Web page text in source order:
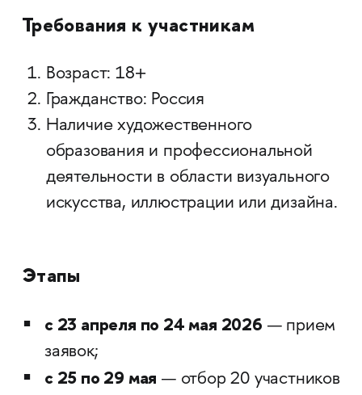
Требования к участникам
Возраст: 18+
Гражданство: Россия
Наличие художественного
образования и профессиональной
деятельности в области визуального
искусства, иллюстрации или дизайна.
Этапы
с 23 апреля по 24 мая 2026 — прием
заявок;
с 25 по 29 мая — отбор 20 участников